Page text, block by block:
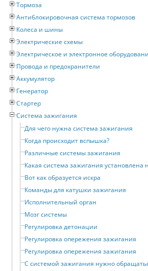
Тормоза
Антиблокировочная система тормозов
Колеса и шины
Электрические схемы
Электрическое и электронное
Провода и предохранители
Аккумулятор
Генератор
Стартер
Система зажигания
Для чего нужна система зажигания
Когда происходит вспышка?
Различные системы зажигания
Какая система зажигания установлена
Вот как образуется искра
Команды для катушки зажигания
Исполнительный орган
Мозг системы
Регулировка детонации
Регулировка опережения зажигания
Регулировка опережения зажигания
С системой зажигания нужно